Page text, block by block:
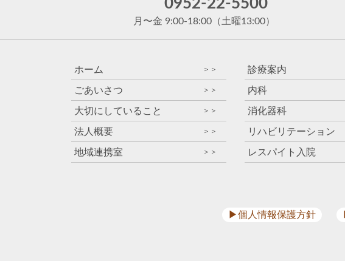
0952-22-5500
月〜金 9:00-18:00 （土曜13:00）
ホーム ＞＞
ごあいさつ ＞＞
大切にしていること ＞＞
法人概要 ＞＞
地域連携室 ＞＞
診療案内
内科
消化器科
リハビリテーション
レスパイト入院
▶︎個人情報保護方針